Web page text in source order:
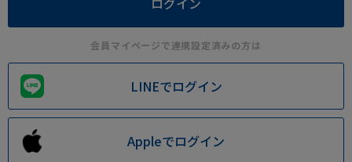
会員マイページで連携設定済みの方は
LINEでログイン
Appleでログイン